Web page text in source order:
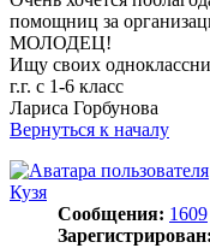
помощниц за
МОЛОДЕЦ!
Ищу своих
г.г. с 1-6 класс
Лариса Горбунова
Вернуться к началу
Кузя
Сообщения: 1609
Зарегистрирован: